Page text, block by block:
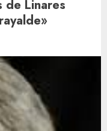
de Linares